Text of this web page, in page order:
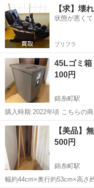
【求】壊
状態が悪く
プリフラ
45Lゴミ箱
100円
錦糸町駅
購入時期:2022年頃 こちらの商
https://item.rakuten.co.jp/
東京 墨田区 錦糸町駅
【美品】
500円
錦糸町駅
幅約44cm×奥行約53cm×高さ約150cm 購入時期:2020